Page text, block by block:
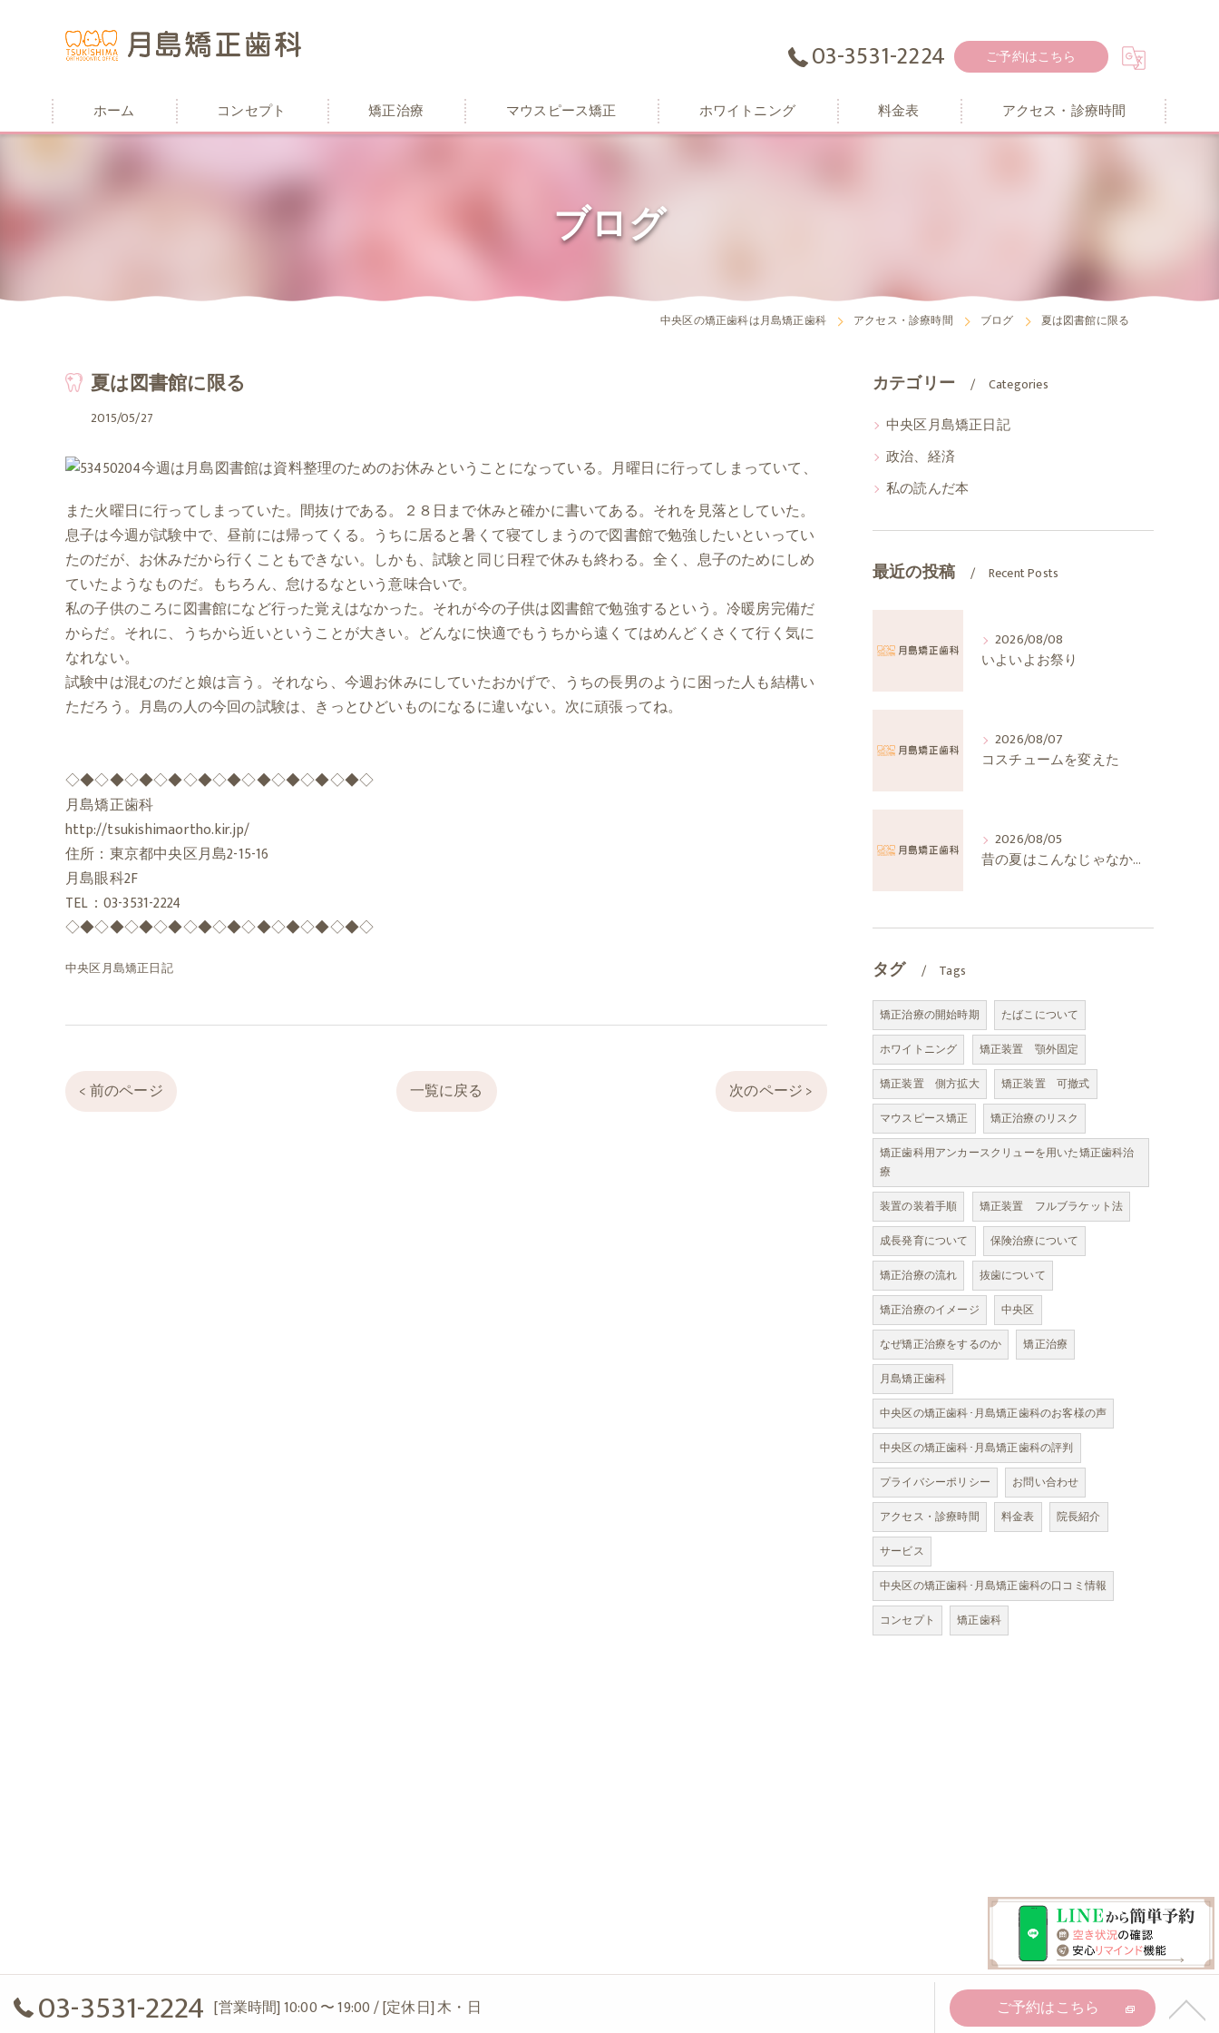
03-3531-2224 ご予約はこちら
ホーム コンセプト 矯正治療 マウスピース矯正 ホワイトニング 料金表 アクセス・診療時間
ブログ
中央区の矯正歯科は月島矯正歯科 アクセス・診療時間 ブログ 夏は図書館に限る
夏は図書館に限る
2015/05/27
今週は月島図書館は資料整理のためのお休みということになっている。月曜日に行ってしまっていて、
また火曜日に行ってしまっていた。間抜けである。２８日まで休みと確かに書いてある。それを見落としていた。
息子は今週が試験中で、昼前には帰ってくる。うちに居ると暑くて寝てしまうので図書館で勉強したいといってい
たのだが、お休みだから行くこともできない。しかも、試験と同じ日程で休みも終わる。全く、息子のためにしめ
ていたようなものだ。もちろん、怠けるなという意味合いで。
私の子供のころに図書館になど行った覚えはなかった。それが今の子供は図書館で勉強するという。冷暖房完備だ
からだ。それに、うちから近いということが大きい。どんなに快適でもうちから遠くてはめんどくさくて行く気に
なれない。
試験中は混むのだと娘は言う。それなら、今週お休みにしていたおかげで、うちの長男のように困った人も結構い
ただろう。月島の人の今回の試験は、きっとひどいものになるに違いない。次に頑張ってね。
◇◆◇◆◇◆◇◆◇◆◇◆◇◆◇◆◇◆◇◆◇
月島矯正歯科
http://tsukishimaortho.kir.jp/
住所：東京都中央区月島2-15-16
月島眼科2F
TEL：03-3531-2224
◇◆◇◆◇◆◇◆◇◆◇◆◇◆◇◆◇◆◇◆◇
中央区月島矯正日記
< 前のページ 一覧に戻る 次のページ >
カテゴリー Categories
中央区月島矯正日記
政治、経済
私の読んだ本
最近の投稿 Recent Posts
2026/08/08
いよいよお祭り
2026/08/07
コスチュームを変えた
2026/08/05
昔の夏はこんなじゃなかったか
タグ Tags
矯正治療の開始時期
たばこについて
ホワイトニング
矯正装置 顎外固定
矯正装置 側方拡大
矯正装置 可撤式
マウスピース矯正
矯正治療のリスク
矯正歯科用アンカースクリューを用いた矯正歯科治
療
装置の装着手順
矯正装置 フルブラケット法
成長発育について
保険治療について
矯正治療の流れ
抜歯について
矯正治療のイメージ
中央区
なぜ矯正治療をするのか
矯正治療
月島矯正歯科
中央区の矯正歯科･月島矯正歯科のお客様の声
中央区の矯正歯科･月島矯正歯科の評判
プライバシーポリシー
お問い合わせ
アクセス・診療時間
料金表
院長紹介
サービス
中央区の矯正歯科･月島矯正歯科の口コミ情報
コンセプト
矯正歯科
03-3531-2224 [営業時間] 10:00 〜 19:00 / [定休日] 木・日 ご予約はこちら